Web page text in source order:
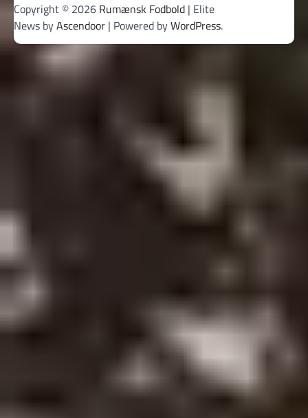
Copyright © 2026 Rumænsk Fodbold | Elite
News byAscendoor | Powered byWordPress.